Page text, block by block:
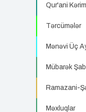
Qur'ani Kərim
Tərcümələr
Mənəvi Üç
Mübarək
Ramazani-
Məxluqlar